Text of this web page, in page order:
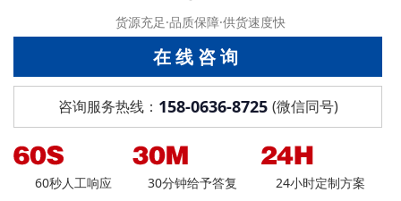
货源充足·品质保障·供货速度快
在线咨询
咨询服务热线： 158-0636-8725 (微信同号)
60秒人工响应 30分钟给予答复 24小时定制方案